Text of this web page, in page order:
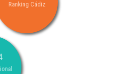
Ranking Cádiz